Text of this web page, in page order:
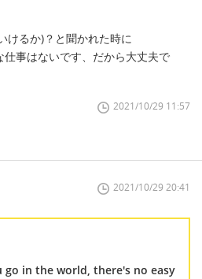
けるか)？と聞かれた時に
仕事はないです、だから大丈夫で
2021/10/29 11:57
2021/10/29 20:41
go in the world, there's no easy